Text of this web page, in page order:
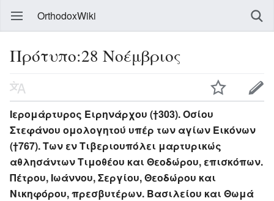
OrthodoxWiki
Πρότυπο:28 Νοέμβριος
Ιερομάρτυρος Ειρηνάρχου (†303). Οσίου
Στεφάνου ομολογητού υπέρ των αγίων Εικόνων
(†767). Των εν Τιβεριουπόλει μαρτυρικώς
αθλησάντων Τιμοθέου και Θεοδώρου, επισκόπων.
Πέτρου, Ιωάννου, Σεργίου, Θεοδώρου και
Νικηφόρου, πρεσβυτέρων. Βασιλείου και Θωμά